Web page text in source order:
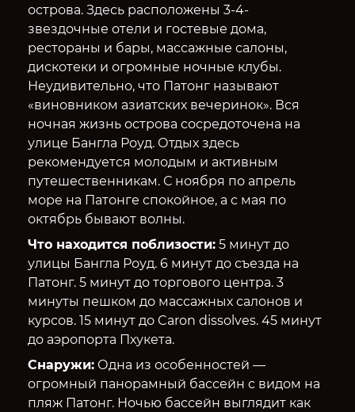
острова. Здесь расположены 3-4-
звездочные отели и гостевые дома,
рестораны и бары, массажные салоны,
дискотеки и огромные ночные клубы.
Неудивительно, что Патонг называют
«виновником азиатских вечеринок». Вся
ночная жизнь острова сосредоточена на
улице Бангла Роуд. Отдых здесь
рекомендуется молодым и активным
путешественникам. С ноября по апрель
море на Патонге спокойное, а с мая по
октябрь бывают волны.
Что находится поблизости:5 минут до
улицы Бангла Роуд. 6 минут до съезда на
Патонг. 5 минут до торгового центра. 3
минуты пешком до массажных салонов и
курсов. 15 минут до Caron dissolves. 45 минут
до аэропорта Пхукета.
Снаружи:Одна из особенностей —
огромный панорамный бассейн с видом на
пляж Патонг. Ночью бассейн выглядит как